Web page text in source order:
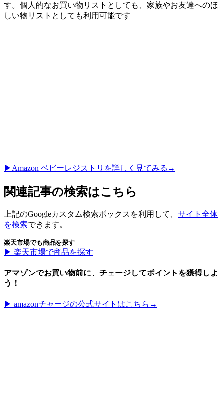
す。個人的なお買い物リストとしても、家族やお友達へのほ
しい物リストとしても利用可能です
▶︎Amazon ベビーレジストリを詳しく見てみる→
関連記事の検索はこちら
上記のGoogleカスタム検索ボックスを利用して、 サイト全体
を検索できます。
楽天市場でも商品を探す
▶︎ 楽天市場で商品を探す
アマゾンでお買い物前に、チェージしてポイントを獲得しよ
う！
▶︎ amazonチャージの公式サイトはこちら→